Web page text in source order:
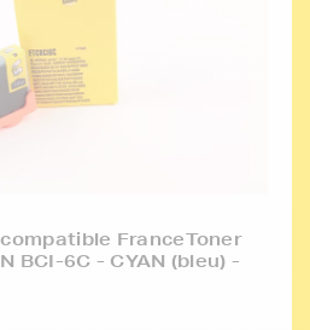
FranceToner
BCI-6C - CYAN (bleu) -